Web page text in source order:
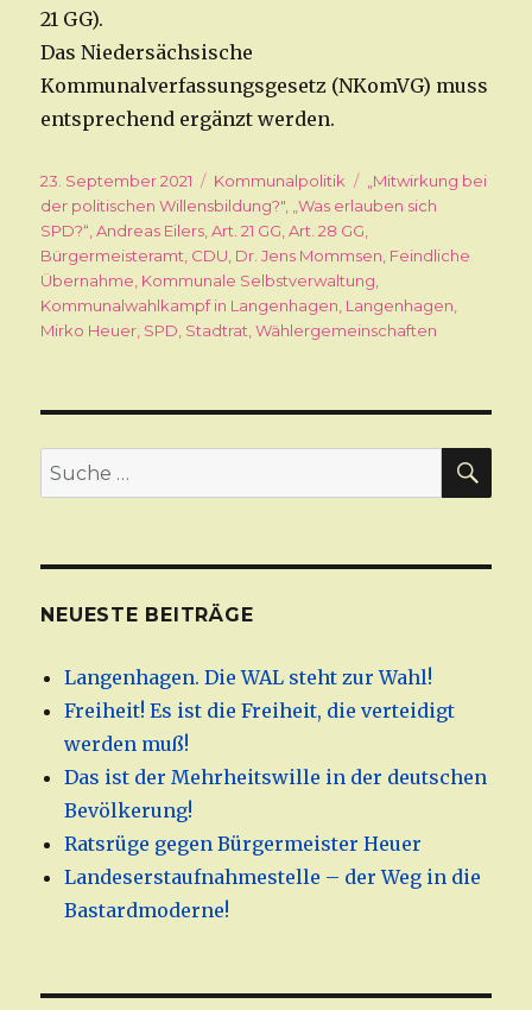
21 GG).
Das Niedersächsische
Kommunalverfassungsgesetz (NKomVG) muss
entsprechend ergänzt werden.
Veröffentlicht
am
23. September 2021 Kategorien
Kommunalpolitik Schlagwörter
„Mitwirkung bei
der politischen Willensbildung?", „Was erlauben sich
SPD?“,Andreas Eilers,Art. 21 GG,Art. 28 GG,
Bürgermeisteramt, CDU, Dr. Jens Mommsen, Feindliche
Übernahme, Kommunale Selbstverwaltung,
Kommunalwahlkampf in Langenhagen, Langenhagen,
Mirko Heuer, SPD, Stadtrat,Wählergemeinschaften
Suche
nach:
NEUESTE BEITRÄGE
Langenhagen. Die WAL steht zur Wahl!
Freiheit! Es ist die Freiheit, die verteidigt
werden muß!
Das ist der Mehrheitswille in der deutschen
Bevölkerung!
Ratsrüge gegen Bürgermeister Heuer
Landeserstaufnahmestelle – der Weg in die
Bastardmoderne!